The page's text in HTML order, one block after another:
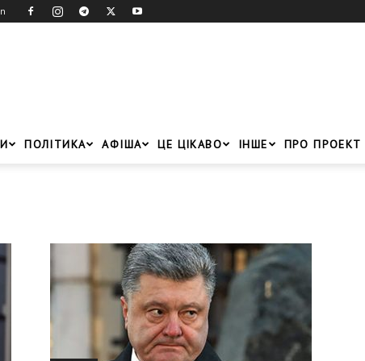
ПОЛІТИКА АФІША ЦЕ ЦІКАВО ІНШЕ ПРО ПРОЕКТ